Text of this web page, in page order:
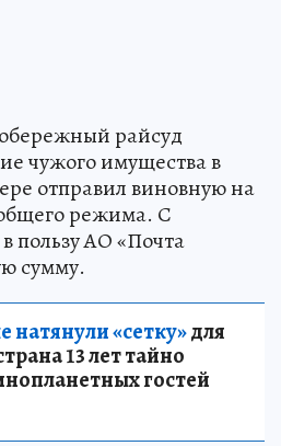
райсуд
чужого имущества в
отправил виновную на
режима. С
пользу АО «Почта
сумму.
«сетку»для
13 лет тайно
гостей